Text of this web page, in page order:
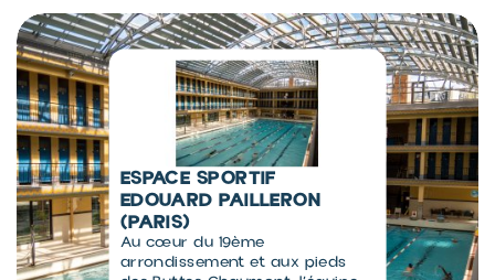
ESPACE SPORTIF
EDOUARD PAILLERON
(PARIS)
Au cœur du 19ème
arrondissement et aux pieds